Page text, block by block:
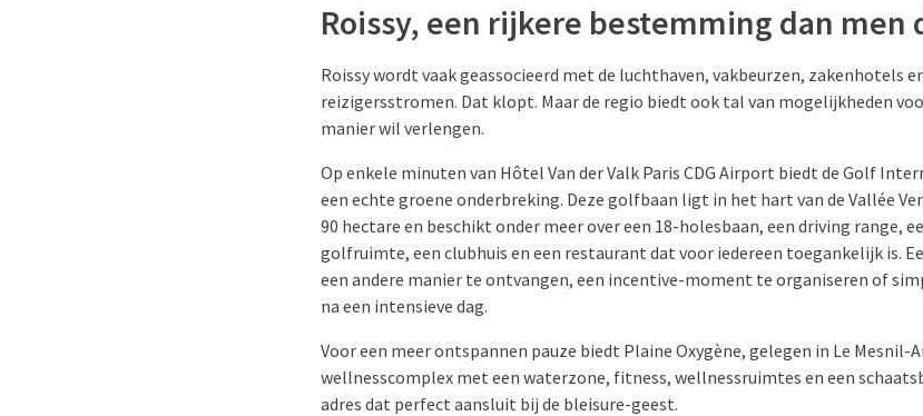
Roissy, een rijkere bestemming dan men
Roissy wordt vaak geassocieerd met de luchthaven, vakbeurzen, zakenhotels
reizigersstromen. Dat klopt. Maar de regio biedt ook tal van mogelijkheden
manier wil verlengen.
Op enkele minuten van Hôtel Van der Valk Paris CDG Airport biedt de Golf
een echte groene onderbreking. Deze golfbaan ligt in het hart van de Vallée
90 hectare en beschikt onder meer over een 18-holesbaan, een driving range,
golfruimte, een clubhuis en een restaurant dat voor iedereen toegankelijk is.
een andere manier te ontvangen, een incentive-moment te organiseren of
na een intensieve dag.
Voor een meer ontspannen pauze biedt Plaine Oxygène, gelegen in Le Mesnil-
wellnesscomplex met een waterzone, fitness, wellnessruimtes en een
adres dat perfect aansluit bij de bleisure-geest.